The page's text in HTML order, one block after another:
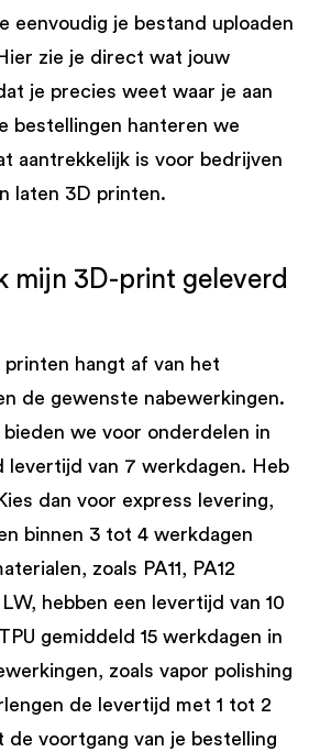
eenvoudig je bestand uploaden
zie je direct wat jouw
je precies weet waar je aan
bestellingen hanteren we
aantrekkelijk is voor bedrijven
laten 3D printen.
mijn 3D-print geleverd
hangt af van het
de gewenste nabewerkingen.
bieden we voor onderdelen in
levertijd van 7 werkdagen. Heb
dan voor express levering,
binnen 3 tot 4 werkdagen
zoals PA11, PA12
hebben een levertijd van 10
gemiddeld 15 werkdagen in
zoals vapor polishing
de levertijd met 1 tot 2
de voortgang van je bestelling